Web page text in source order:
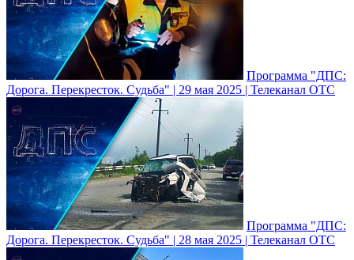
Программа "ДПС:
Дорога. Перекресток. Судьба" | 29 мая 2025 | Телеканал ОТС
Программа "ДПС:
Дорога. Перекресток. Судьба" | 28 мая 2025 | Телеканал ОТС